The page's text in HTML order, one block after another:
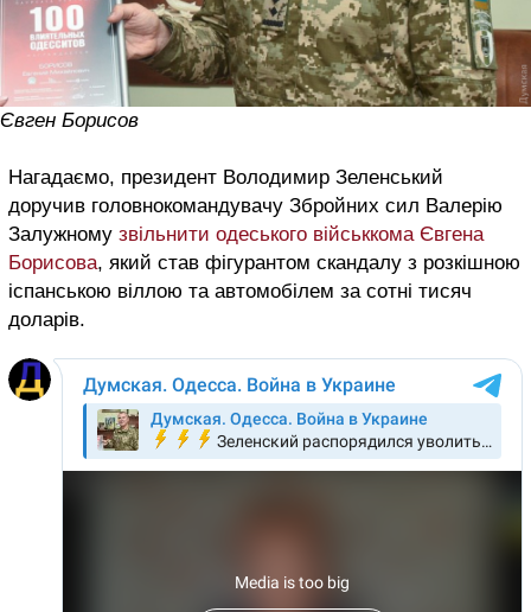
Євген Борисов
Нагадаємо, президент Володимир Зеленський
доручив головнокомандувачу Збройних сил Валерію
Залужному звільнити одеського військкома Євгена
Борисова, який став фігурантом скандалу з розкішною
іспанською віллою та автомобілем за сотні тисяч
доларів.